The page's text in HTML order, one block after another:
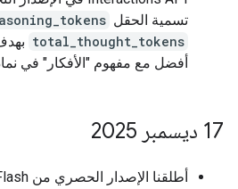
تسمية الحقل
total_thought_tokens
أفضل مع مفهوم "الأفكار" في
‫17 ديسمبر 2025
أطلقنا الإصدار الحصري من Gemini 3 Flash،